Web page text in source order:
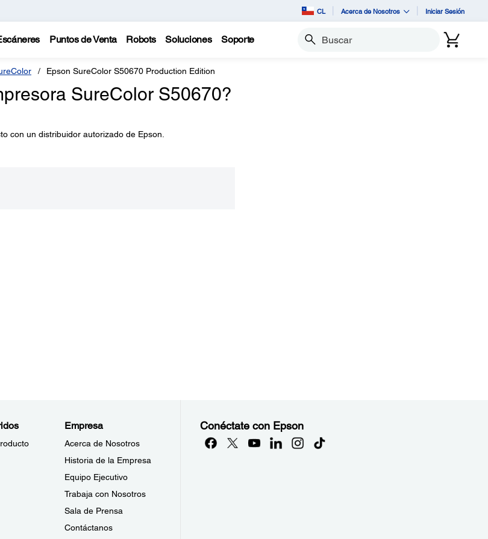
CL Acerca de Nosotros Iniciar Sesión
Puntos de Venta Robots Soluciones Soporte Buscar
Epson SureColor S50670 Production Edition
SureColor S50670?
con un distribuidor autorizado de Epson.
Empresa
Acerca de Nosotros
Historia de la Empresa
Equipo Ejecutivo
Trabaja con Nosotros
Sala de Prensa
Contáctanos
Conéctate con Epson